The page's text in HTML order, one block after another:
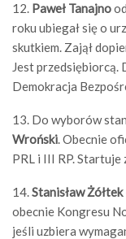
12. Paweł Tanajno
roku ubiegał się o
skutkiem. Zajął
Jest przedsiębiorcą.
Demokracja
13. Do wyborów
Wroński. Obecnie
PRL i III RP.
14.Stanisław Żółtek
obecnie Kongresu
jeśli uzbiera